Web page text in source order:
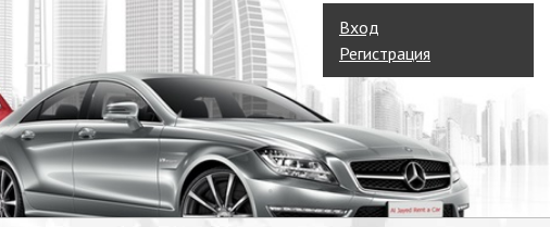
Вход
Регистрация